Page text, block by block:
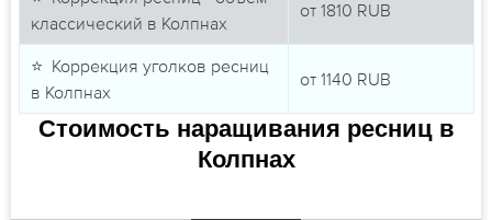
классический в Колпнах
от 1810 RUB
⭐ Коррекция уголков ресниц
в Колпнах
от 1140 RUB
Стоимость наращивания ресниц в
Колпнах